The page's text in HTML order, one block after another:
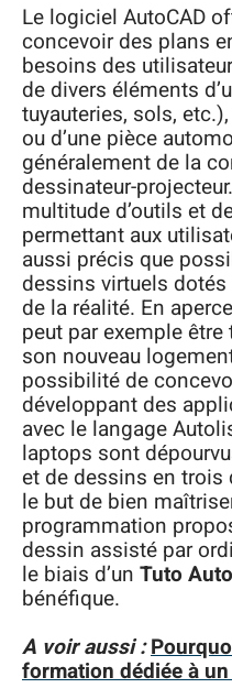
Le logiciel AutoCAD
concevoir des plans
besoins des
de divers éléments
tuyauteries, sols,
ou d’une pièce
généralement de la
dessinateur-
multitude d’outils et
permettant aux
aussi précis que
dessins virtuels dotés
de la réalité. En
peut par exemple
son nouveau
possibilité de
développant des
avec le langage
laptops sont
et de dessins en
le but de bien
programmation
dessin assisté par
le biais d’un Tuto
bénéfique.
A voir aussi :
formation dédiée à